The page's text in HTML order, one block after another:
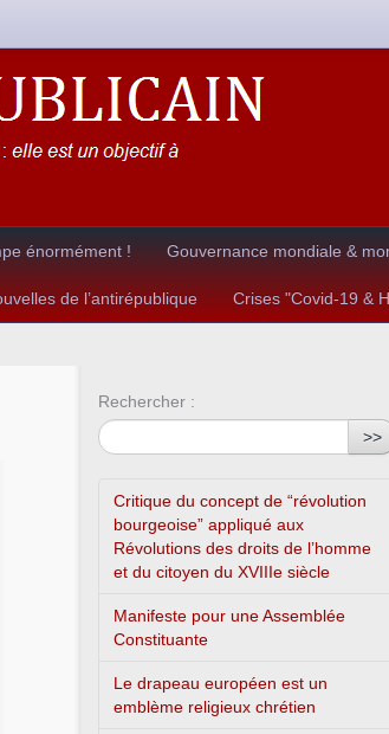
énormément ! Gouvernance mondiale &
de l’antirépublique Crises "Covid-19 &
Rechercher :
>>
Critique du concept de “révolution
bourgeoise” appliqué aux
Révolutions des droits de l’homme
et du citoyen du XVIIIe siècle
Manifeste pour une Assemblée
Constituante
Le drapeau européen est un
emblème religieux chrétien